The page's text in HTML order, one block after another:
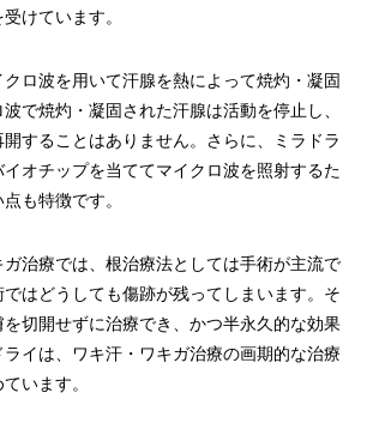
けています。
クロ波を用いて汗腺を熱によって焼灼・凝固
で焼灼・凝固された汗腺は活動を停止し、
することはありません。さらに、ミラドラ
オチップを当ててマイクロ波を照射するた
も特徴です。
治療では、根治療法としては手術が主流で
ではどうしても傷跡が残ってしまいます。そ
切開せずに治療でき、かつ半永久的な効果
イは、ワキ汗・ワキガ治療の画期的な治療
います。